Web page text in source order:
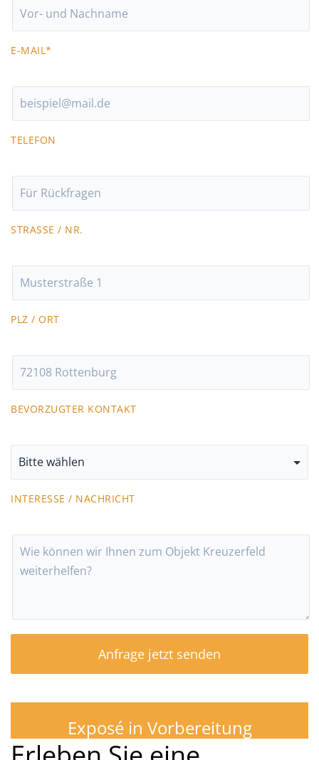
E-MAIL*
TELEFON
STRASSE / NR.
PLZ / ORT
BEVORZUGTER KONTAKT
INTERESSE / NACHRICHT
Exposé in Vorbereitung